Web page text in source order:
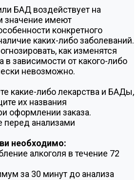
БАД воздействует на
значение имеют
конкретного
каких-либо заболеваний.
как изменятся
в зависимости от какого-либо
невозможно.
какие-либо лекарства и БАДы,
их названия
оформлении заказа.
перед анализами
необходимо:
алкоголя в течение 72
за 30 минут до анализа